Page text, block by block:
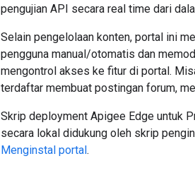
pengujian API secara real time dari
Selain pengelolaan konten, portal ini
pengguna manual/otomatis dan
mengontrol akses ke fitur di portal.
terdaftar membuat postingan forum,
Skrip deployment Apigee Edge untuk
secara lokal didukung oleh skrip
Menginstal portal.